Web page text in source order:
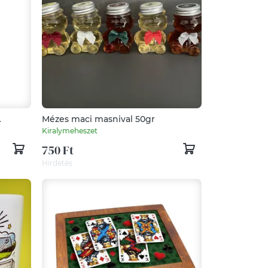
Mézes maci masnival 50gr
Kiralymeheszet
750 Ft
Hirdetés